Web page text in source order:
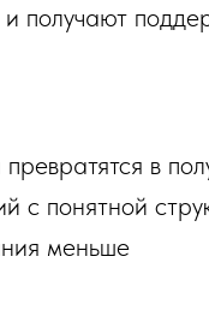
получают
в
с понятной
меньше